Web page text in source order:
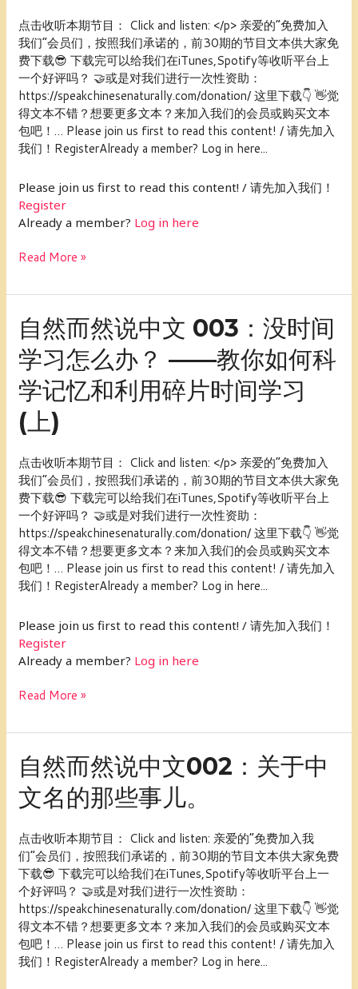
点击收听本期节目： Click and listen: </p> 亲爱的“免费加入
我们”会员们，按照我们承诺的，前30期的节目文本供大家免
费下载😎 下载完可以给我们在iTunes,Spotify等收听平台上
一个好评吗？ 🤝或是对我们进行一次性资助：
https://speakchinesenaturally.com/donation/ 这里下载👇 👋觉
得文本不错？想要更多文本？来加入我们的会员或购买文本
包吧！… Please join us first to read this content! / 请先加入
我们！RegisterAlready a member? Log in here...
Please join us first to read this content! / 请先加入我们！
Register
Already a member? Log in here
没
时
间
学
习
怎
么
办？
教
你
如
科
和
利
用
碎
片
时
间
习
(下)
Read More »
自然而然说中文 003：没时间
学习怎么办？ ——教你如何科
学记忆和利用碎片时间学习
(上)
点击收听本期节目： Click and listen: </p> 亲爱的“免费加入
我们”会员们，按照我们承诺的，前30期的节目文本供大家免
费下载😎 下载完可以给我们在iTunes,Spotify等收听平台上
一个好评吗？ 🤝或是对我们进行一次性资助：
https://speakchinesenaturally.com/donation/ 这里下载👇 👋觉
得文本不错？想要更多文本？来加入我们的会员或购买文本
包吧！… Please join us first to read this content! / 请先加入
我们！RegisterAlready a member? Log in here...
Please join us first to read this content! / 请先加入我们！
Register
Already a member? Log in here
自
然
而
然
说
中
文
没
时
间
学
习
怎
么
办？
教
你
如
科
和
利
用
碎
片
时
间
学
习
(上)
Read More »
自然而然说中文002：关于中
文名的那些事儿。
点击收听本期节目： Click and listen: 亲爱的“免费加入我
们”会员们，按照我们承诺的，前30期的节目文本供大家免费
下载😎 下载完可以给我们在iTunes,Spotify等收听平台上一
个好评吗？ 🤝或是对我们进行一次性资助：
https://speakchinesenaturally.com/donation/ 这里下载👇 👋觉
得文本不错？想要更多文本？来加入我们的会员或购买文本
包吧！… Please join us first to read this content! / 请先加入
我们！RegisterAlready a member? Log in here...
自
然
而
然
说
中
文
002：
关
于
中
文
名